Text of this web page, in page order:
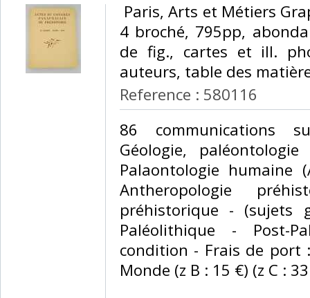
Paris, Arts et Métiers
4 broché, 795pp,
de fig., cartes et ill.
auteurs, table des
Reference : 580116
‎86 communications
Géologie,
Palaontologie humaine
Antheropologie
préhistorique - (sujets
Paléolithique - Post-
condition - Frais de port
Monde (z B : 15 €) (z C :